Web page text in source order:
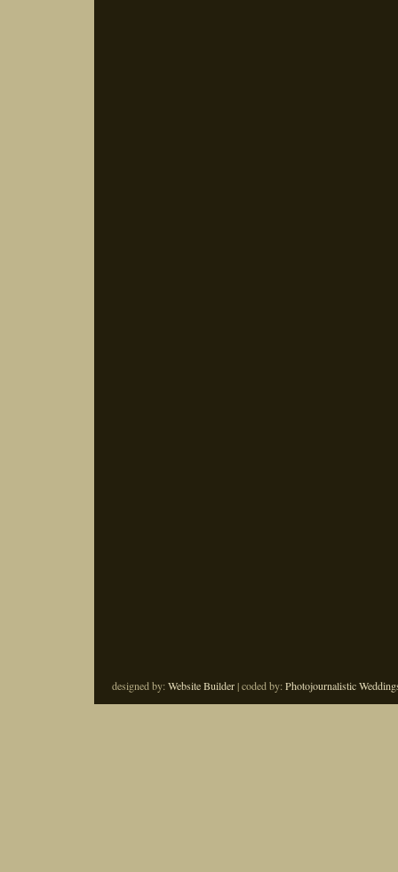
designed by:Website Builder| coded by:Photojournalistic